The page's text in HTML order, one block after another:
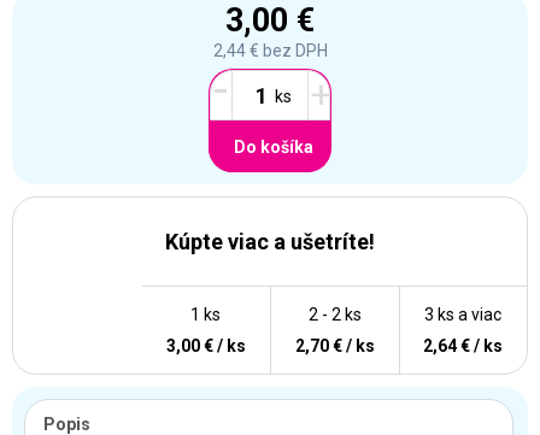
3,00 €
2,44 € bez DPH
- +
Do košíka
Kúpte viac a ušetríte!
3 ks a viac
2,64 € / ks
2 - 2 ks
2,70 € / ks
1 ks
3,00 € / ks
Popis